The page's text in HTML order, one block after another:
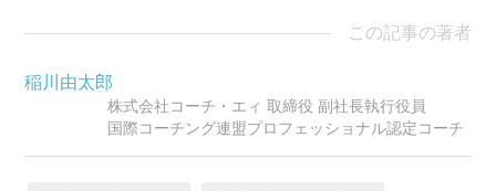
この記事の著者
稲川由太郎
株式会社コーチ・エィ 取締役 副社長執行役員
国際コーチング連盟プロフェッショナル認定コーチ